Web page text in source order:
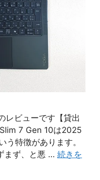
レビューです【貸出
7 Gen 10は2025
う特徴があります。
まず、と悪 … 続きを